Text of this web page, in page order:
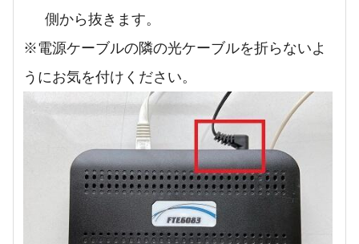
側から抜きます。
※電源ケーブルの隣の光ケーブルを折らないよ
うにお気を付けください。